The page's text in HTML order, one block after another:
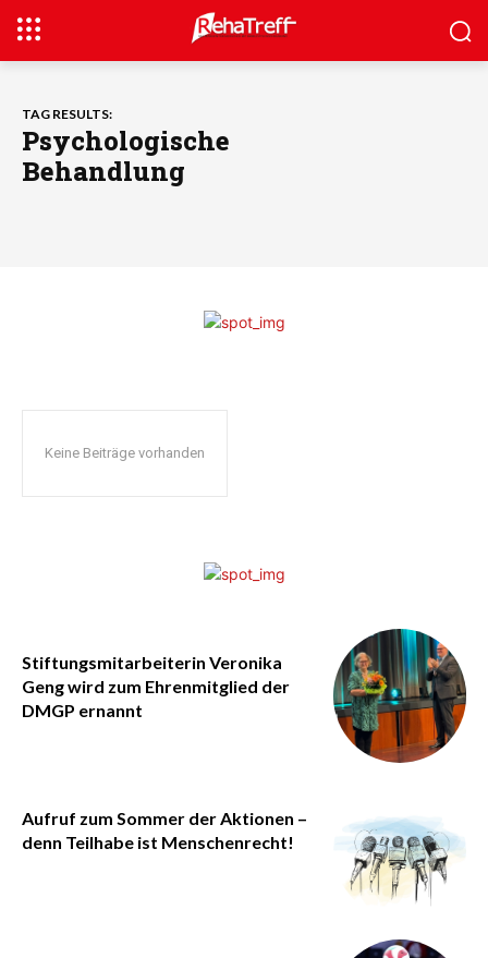
TAG RESULTS:
Psychologische
Behandlung
Keine Beiträge vorhanden
Stiftungsmitarbeiterin Veronika
Geng wird zum Ehrenmitglied der
DMGP ernannt
Aufruf zum Sommer der Aktionen –
denn Teilhabe ist Menschenrecht!